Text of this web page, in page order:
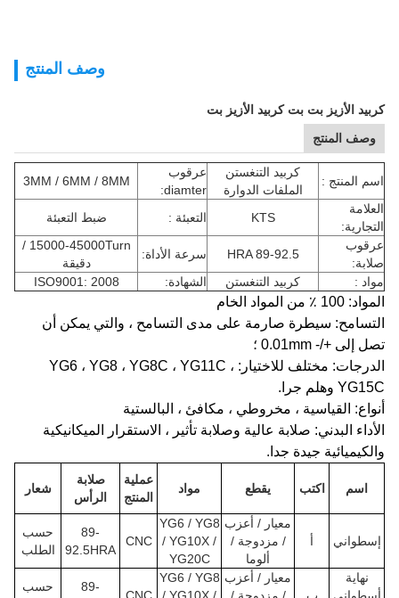
وصف المنتج
كربيد الأزيز بت بت كربيد الأزيز بت
وصف المنتج
اسم المنتج :
كربيد التنغستن
الملفات الدوارة
عرقوب
diamter:
3MM / 6MM / 8MM
العلامة
التجارية:
KTS التعبئة :
ضبط التعبئة
عرقوب
صلابة:
HRA 89-92.5 سرعة الأداة:
15000-45000Turn /
دقيقة
مواد :
كربيد التنغستن الشهادة: ISO9001: 2008
المواد:100 ٪ من المواد الخام
التسامح: سيطرة صارمة على مدى التسامح ، والتي يمكن أن
تصل إلى +/- 0.01mm ؛
الدرجات: مختلف للاختيار: YG6 ، YG8 ، YG8C ، YG11C ،
YG15C وهلم جرا.
أنواع: القياسية ، مخروطي ، مكافئ ، البالستية
الأداء البدني: صلابة عالية وصلابة تأثير ، الاستقرار الميكانيكية
والكيميائية جيدة جدا.
اسم اكتب يقطع مواد
عملية
المنتج
صلابة
الرأس
شعار
إسطواني
معيار / أعزب
/ مزدوجة /
ألوما
YG6 / YG8
/ YG10X /
YG20C
CNC
89-
92.5HRA
حسب
الطلب
نهاية
معيار / أعزب YG6 / YG8
89-
حسب